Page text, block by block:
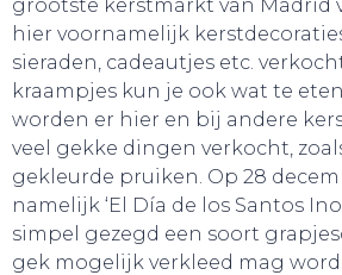
grootste kerstmarkt van Madrid
hier voornamelijk
sieraden, cadeautjes etc.
kraampjes kun je ook wat te
worden er hier en bij andere
veel gekke dingen verkocht,
gekleurde pruiken. Op 28
namelijk ‘El Día de los Santos
simpel gezegd een soort
gek mogelijk verkleed mag